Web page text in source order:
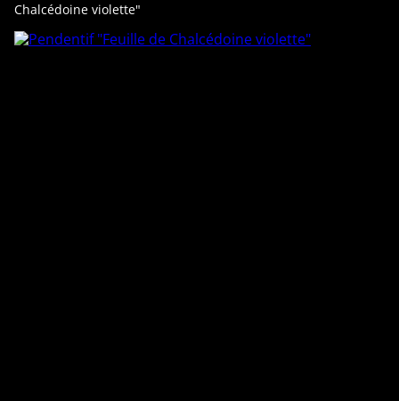
Chalcédoine violette"